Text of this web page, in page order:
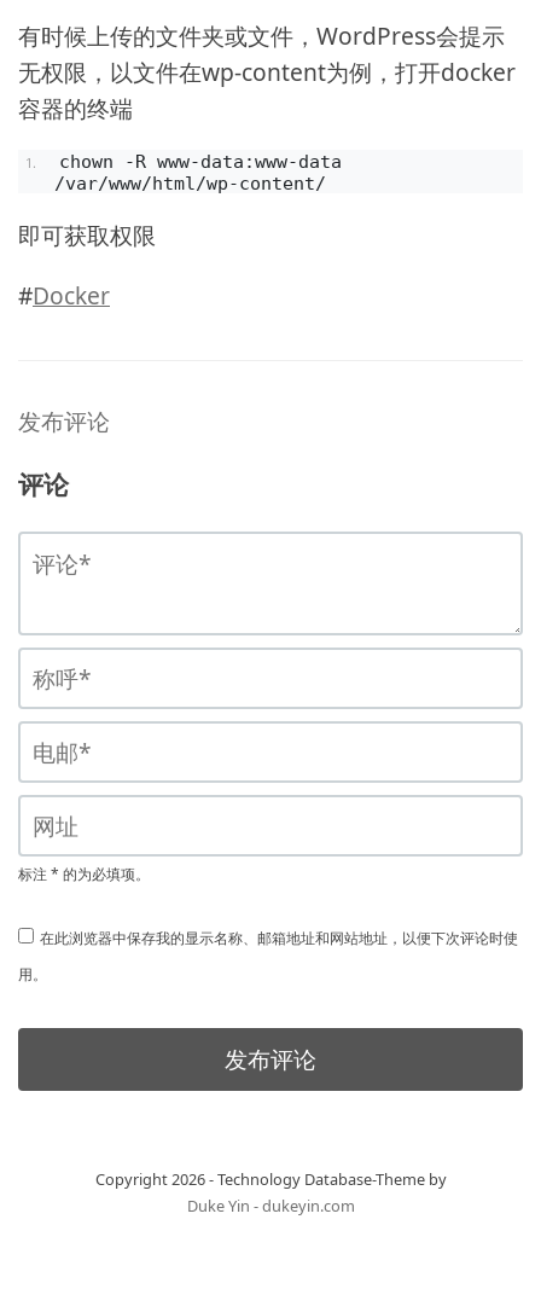
有时候上传的文件夹或文件，WordPress会提示
无权限，以文件在wp-content为例，打开docker
容器的终端
chown -R www-data:www-data
/var/www/html/wp-content/
即可获取权限
#Docker
发布评论
评论
标注 * 的为必填项。
在此浏览器中保存我的显示名称、邮箱地址和网站地址，以便下次评论时使
用。
Copyright 2026 - Technology Database-Theme by
Duke Yin - dukeyin.com